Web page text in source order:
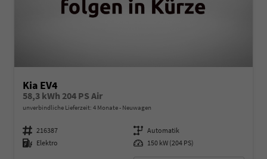
Kia EV4
58,3 kWh 204 PS Air
unverbindliche Lieferzeit: 4 Monate Neuwagen
Fahrzeugnummer 216387 Getriebe Automatik
Kraftstoff Elektro Leistung 150 kW (204 PS)